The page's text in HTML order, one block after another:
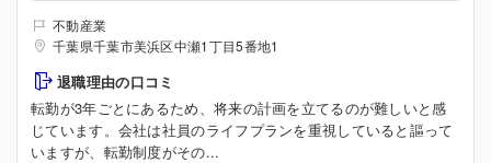
不動産業
千葉県千葉市美浜区中瀬1丁目5番地1
退職理由の口コミ
転勤が3年ごとにあるため、将来の計画を立てるのが難しいと感
じています。会社は社員のライフプランを重視していると謳って
いますが、転勤制度がその...